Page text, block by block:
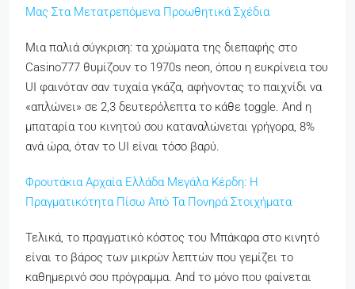
Μας Στα Μετατρεπόμενα Προωθητικά Σχέδια
Μια παλιά σύγκριση: τα χρώματα της διεπαφής στο
Casino777 θυμίζουν το 1970s neon, όπου η ευκρίνεια του
UI φαινόταν σαν τυχαία γκάζα, αφήνοντας το παιχνίδι να
«απλώνει» σε 2,3 δευτερόλεπτα το κάθε toggle. And η
μπαταρία του κινητού σου καταναλώνεται γρήγορα, 8%
ανά ώρα, όταν το UI είναι τόσο βαρύ.
Φρουτάκια Αρχαία Ελλάδα Μεγάλα Κέρδη: Η
Πραγματικότητα Πίσω Από Τα Πονηρά Στοιχήματα
Τελικά, το πραγματικό κόστος του Μπάκαρα στο κινητό
είναι το βάρος των μικρών λεπτών που γεμίζει το
καθημερινό σου πρόγραμμα. And το μόνο που φαίνεται